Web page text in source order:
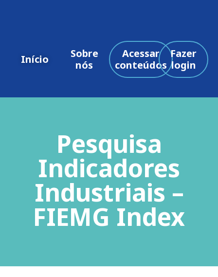
Início
Sobre
nós
Acessar
conteúdos
Fazer
login
Pesquisa
Indicadores
Industriais –
FIEMG Index